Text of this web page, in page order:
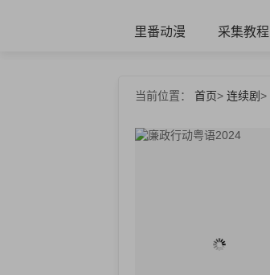
里番动漫 采集教程
当前位置： 首页> 连续剧>